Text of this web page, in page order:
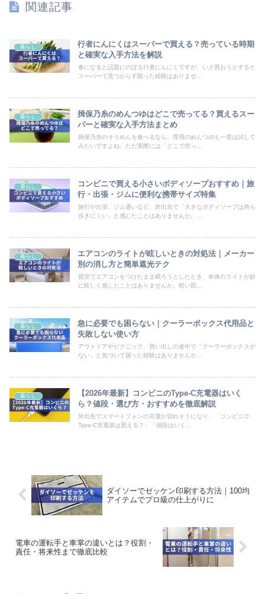
関連記事
暮らし
行者にんにくはスーパーで買える？売っている時期
と確実な入手方法を解説
春になると話題にのぼる行者にんにくですが、いざ買おうとすると
スーパーで見つからず困った経験はありませ...
暮らし
揖保乃糸のめんつゆはどこで売ってる？買えるスー
パーと確実な入手方法まとめ
揖保乃糸のそうめんを食べるなら、専用のめんつゆも一度は試して
みたいですよね。ただ実際には「どこで売っ...
暮らし
コンビニで買える小さいボディソープおすすめ｜旅
行・出張・ジムに便利な携帯サイズ特集
旅行や出張、ジム通いなど、外出先で「大きなボディソープは持ち
歩きにくい」と感じたことはありませんか。...
暮らし
エアコンのライトが眩しいときの対処法｜メーカー
別の消し方と簡単遮光テク
寝室でエアコンをつけたまま眠ろうとしたとき、本体のライトが妙
に眩しく感じたことはありませんか。暗い部...
暮らし
急に必要でも困らない｜クーラーボックス代用品と
失敗しない使い方
アウトドアやピクニック、買い出しの途中で「クーラーボックスが
ない」と気づいて困った経験はありませんか...
暮らし
【2026年最新】コンビニのType-C充電器はいく
ら？値段・選び方・おすすめを徹底解説
外出先でスマートフォンの充電が切れそうになり、「コンビニで
Type-C充電器は買える？」「値段はいく...
ダイソーでゼッケン印刷する方法｜100均
アイテムでプロ級の仕上がりに
電車の運転手と車掌の違いとは？役割・
責任・将来性まで徹底比較